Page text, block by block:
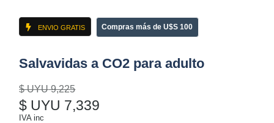
ENVIO GRATIS Compras más de U$S 100
Salvavidas a CO2 para adulto
$ UYU9,225
$ UYU 7,339
IVA inc